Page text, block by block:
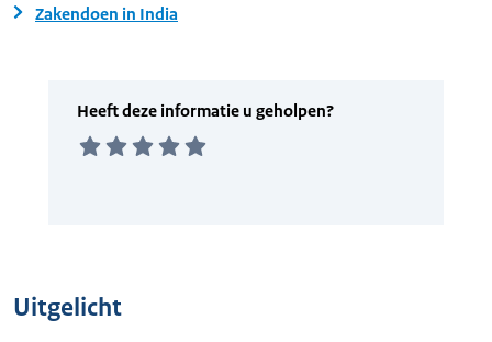
Zakendoen in India
Uitgelicht